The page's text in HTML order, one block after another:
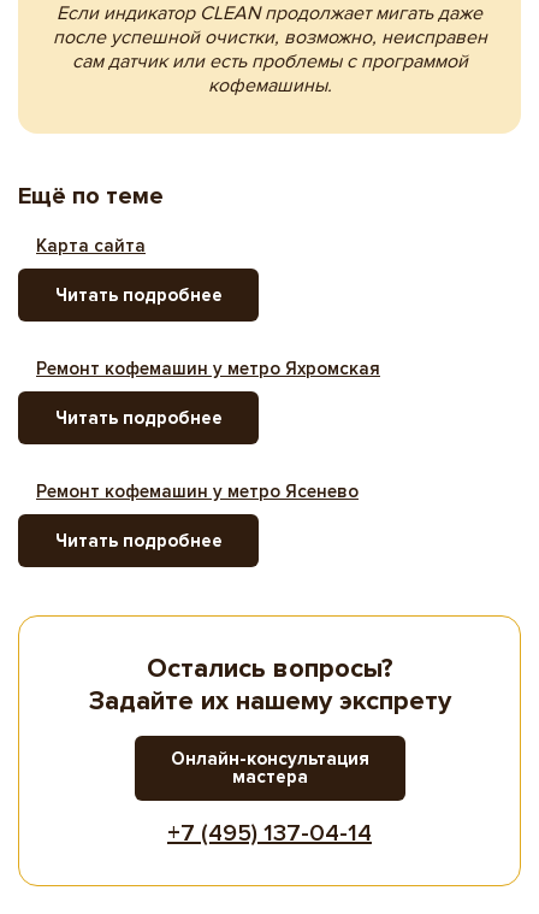
Если индикатор CLEAN продолжает мигать даже
после успешной очистки, возможно, неисправен
сам датчик или есть проблемы с программой
кофемашины.
Ещё по теме
Карта сайта
Читать подробнее
Ремонт кофемашин у метро Яхромская
Читать подробнее
Ремонт кофемашин у метро Ясенево
Читать подробнее
Остались вопросы?
Задайте их нашему экспрету
Онлайн-консультация
мастера
+7 (495) 137-04-14